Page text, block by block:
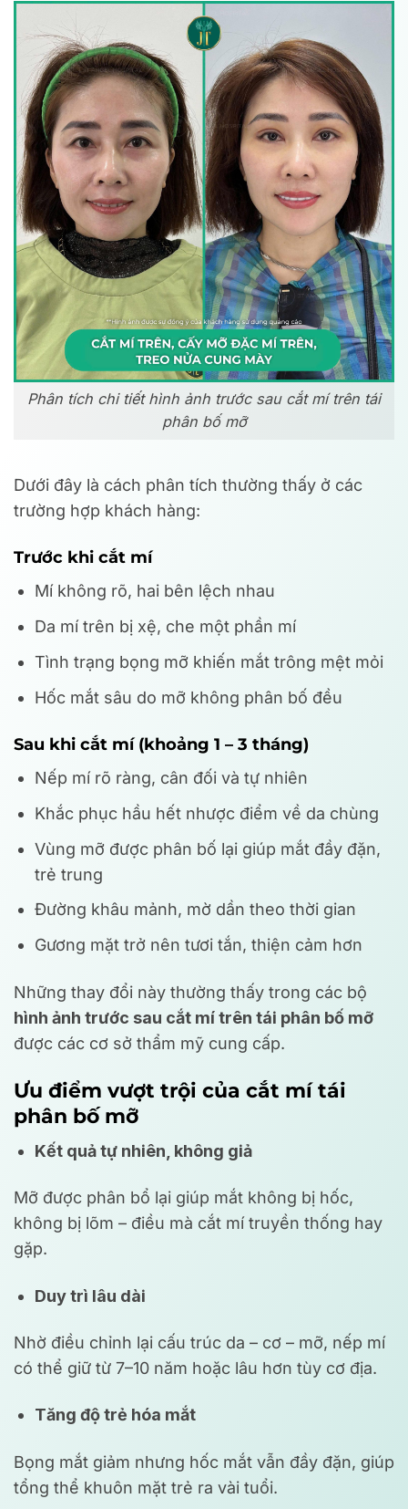
Phân tích chi tiết hình ảnh trước sau cắt mí trên tái
phân bố mỡ
Dưới đây là cách phân tích thường thấy ở các
trường hợp khách hàng:
Trước khi cắt mí
Mí không rõ, hai bên lệch nhau
Da mí trên bị xệ, che một phần mí
Tình trạng bọng mỡ khiến mắt trông mệt mỏi
Hốc mắt sâu do mỡ không phân bố đều
Sau khi cắt mí (khoảng 1 – 3 tháng)
Nếp mí rõ ràng, cân đối và tự nhiên
Khắc phục hầu hết nhược điểm về da chùng
Vùng mỡ được phân bố lại giúp mắt đầy đặn,
trẻ trung
Đường khâu mảnh, mờ dần theo thời gian
Gương mặt trở nên tươi tắn, thiện cảm hơn
Những thay đổi này thường thấy trong các bộ
hình ảnh trước sau cắt mí trên tái phân bố mỡ
được các cơ sở thẩm mỹ cung cấp.
Ưu điểm vượt trội của cắt mí tái
phân bố mỡ
Kết quả tự nhiên, không giả
Mỡ được phân bổ lại giúp mắt không bị hốc,
không bị lõm – điều mà cắt mí truyền thống hay
gặp.
Duy trì lâu dài
Nhờ điều chỉnh lại cấu trúc da – cơ – mỡ, nếp mí
có thể giữ từ 7–10 năm hoặc lâu hơn tùy cơ địa.
Tăng độ trẻ hóa mắt
Bọng mắt giảm nhưng hốc mắt vẫn đầy đặn, giúp
tổng thể khuôn mặt trẻ ra vài tuổi.